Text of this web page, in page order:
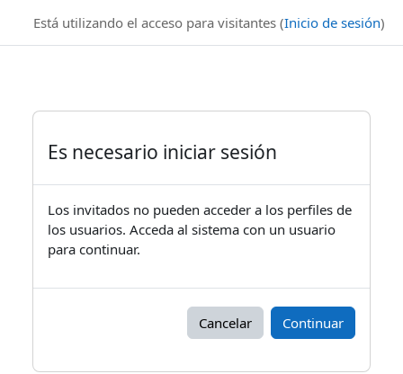
Está utilizando el acceso para visitantes (Inicio de sesión)
Es necesario iniciar sesión
Los invitados no pueden acceder a los perfiles de
los usuarios. Acceda al sistema con un usuario
para continuar.
Cancelar Continuar